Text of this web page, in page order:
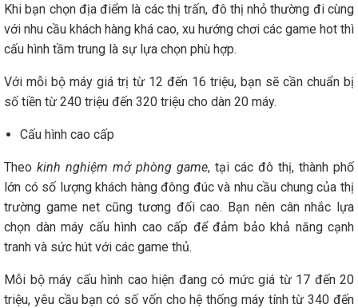
Khi bạn chọn địa điểm là các thị trấn, đô thị nhỏ thường đi cùng
với nhu cầu khách hàng khá cao, xu hướng chơi các game hot thì
cấu hình tầm trung là sự lựa chọn phù hợp.
Với mỗi bộ máy giá trị từ 12 đến 16 triệu, bạn sẽ cần chuẩn bị
số tiền từ 240 triệu đến 320 triệu cho dàn 20 máy.
Cấu hình cao cấp
Theo kinh nghiệm mở phòng game, tại các đô thị, thành phố
lớn có số lượng khách hàng đông đúc và nhu cầu chung của thị
trường game net cũng tương đối cao. Bạn nên cân nhắc lựa
chọn dàn máy cấu hình cao cấp để đảm bảo khả năng cạnh
tranh và sức hút với các game thủ.
Mỗi bộ máy cấu hình cao hiện đang có mức giá từ 17 đến 20
triệu, yêu cầu bạn có số vốn cho hệ thống máy tính từ 340 đến